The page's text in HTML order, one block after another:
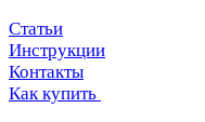
Статьи
Инструкции
Контакты
Как купить